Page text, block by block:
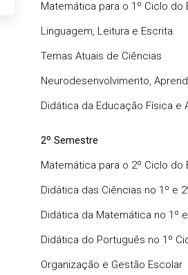
Matemática para o 1º Ciclo do
Linguagem, Leitura e Escrita
Temas Atuais de Ciências
Neurodesenvolvimento,
Didática da Educação Física e
2º Semestre
Matemática para o 2º Ciclo do
Didática das Ciências no 1º e
Didática da Matemática no 1º
Didática do Português no 1º
Organização e Gestão Escolar